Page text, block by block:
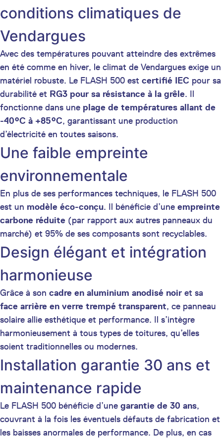
conditions climatiques de
Vendargues
Avec des températures pouvant atteindre des extrêmes
en été comme en hiver, le climat de Vendargues exige un
matériel robuste. Le FLASH 500 est certifié IEC pour sa
durabilité et RG3 pour sa résistance à la grêle. Il
fonctionne dans une plage de températures allant de
-40°C à +85°C, garantissant une production
d’électricité en toutes saisons.
Une faible empreinte
environnementale
En plus de ses performances techniques, le FLASH 500
est un modèle éco-conçu. Il bénéficie d’une empreinte
carbone réduite (par rapport aux autres panneaux du
marché) et 95% de ses composants sont recyclables.
Design élégant et intégration
harmonieuse
Grâce à son cadre en aluminium anodisé noir et sa
face arrière en verre trempé transparent, ce panneau
solaire allie esthétique et performance. Il s’intègre
harmonieusement à tous types de toitures, qu’elles
soient traditionnelles ou modernes.
Installation garantie 30 ans et
maintenance rapide
Le FLASH 500 bénéficie d’une garantie de 30 ans,
couvrant à la fois les éventuels défauts de fabrication et
les baisses anormales de performance. De plus, en cas